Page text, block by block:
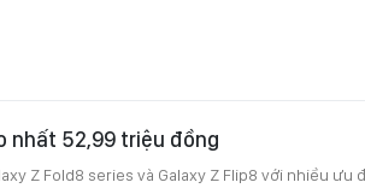
nhất 52,99 triệu đồng
Z Fold8 series và Galaxy Z Flip8 với nhiều ưu